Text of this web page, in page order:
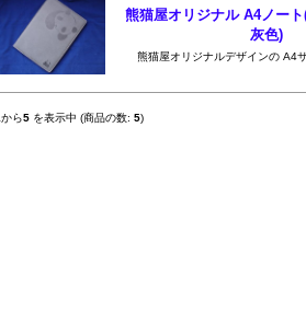
熊猫屋オリジナル A4ノー
灰色)
熊猫屋オリジナルデザインの A4
から5を表示中 (商品の数: 5)